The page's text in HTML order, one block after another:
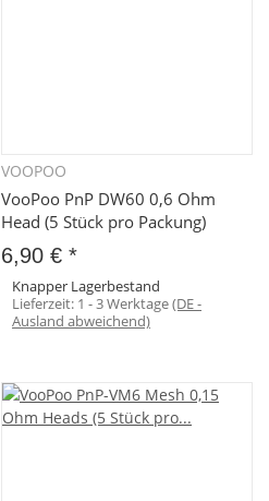
VOOPOO
VooPoo PnP DW60 0,6 Ohm
Head (5 Stück pro Packung)
6,90 € *
Knapper Lagerbestand
Lieferzeit: 1 - 3 Werktage(DE -
Ausland abweichend)